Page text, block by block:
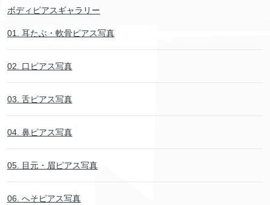
ボディピアスギャラリー
01. 耳たぶ・軟骨ピアス写真
02. 口ピアス写真
03. 舌ピアス写真
04. 鼻ピアス写真
05. 目元・眉ピアス写真
06. へそピアス写真